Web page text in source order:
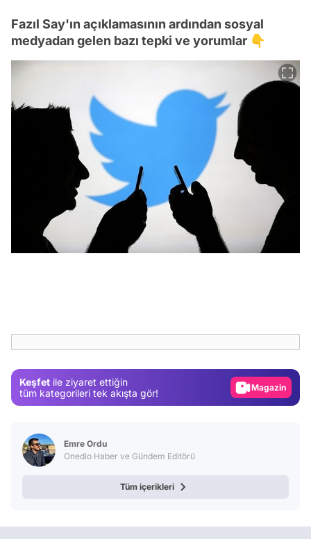
Fazıl Say'ın açıklamasının ardından sosyal
medyadan gelen bazı tepki ve yorumlar 👇
Keşfet ile ziyaret ettiğin
tüm kategorileri tek akışta gör!
Magazin
Emre Ordu
Onedio Haber ve Gündem Editörü
Tüm içerikleri